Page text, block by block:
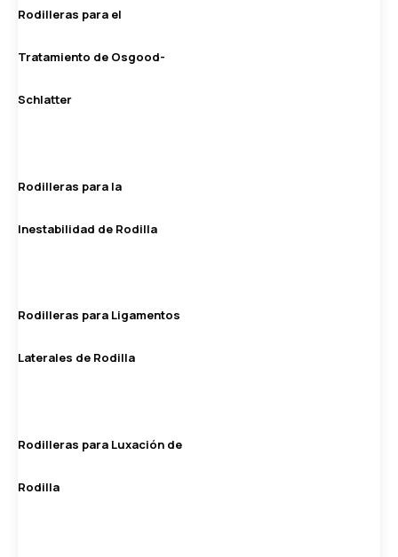
Rodilleras para el
Tratamiento de Osgood-
Schlatter
Rodilleras para la
Inestabilidad de Rodilla
Rodilleras para Ligamentos
Laterales de Rodilla
Rodilleras para Luxación de
Rodilla